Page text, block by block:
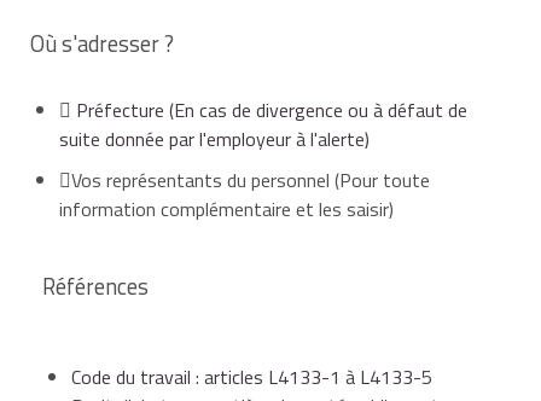
Où s'adresser ?
Préfecture (En cas de divergence ou à défaut de
suite donnée par l'employeur à l'alerte)
Vos représentants du personnel (Pour toute
information complémentaire et les saisir)
Références
Code du travail : articles L4133-1 à L4133-5